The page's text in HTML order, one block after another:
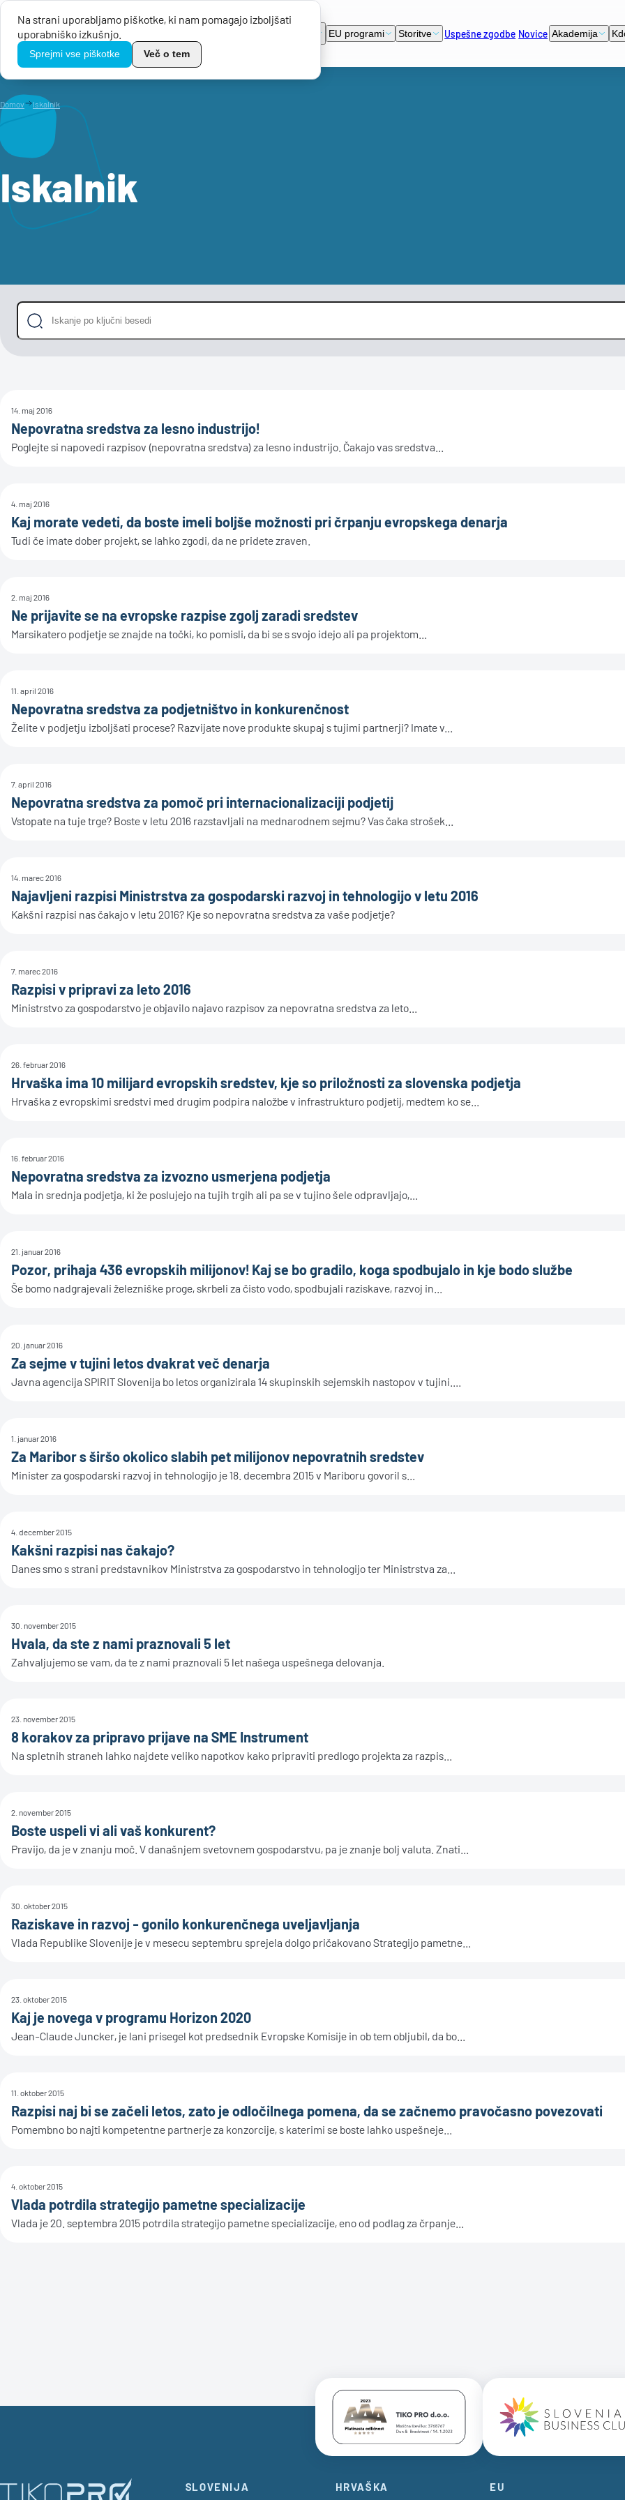
Na strani uporabljamo piškotke, ki nam pomagajo izboljšati
uporabniško izkušnjo.
Sprejmi vse piškotke Več o tem
TikoPro
EU programi Storitve Uspešne zgodbe Novice Akademija
Domov Iskalnik
Iskalnik
14. maj 2016
Nepovratna sredstva za lesno industrijo!
Poglejte si napovedi razpisov (nepovratna sredstva) za lesno industrijo. Čakajo vas sredstva...
4. maj 2016
Kaj morate vedeti, da boste imeli boljše možnosti pri črpanju evropskega denarja
Tudi če imate dober projekt, se lahko zgodi, da ne pridete zraven.
2. maj 2016
Ne prijavite se na evropske razpise zgolj zaradi sredstev
Marsikatero podjetje se znajde na točki, ko pomisli, da bi se s svojo idejo ali pa projektom...
11. april 2016
Nepovratna sredstva za podjetništvo in konkurenčnost
Želite v podjetju izboljšati procese? Razvijate nove produkte skupaj s tujimi partnerji? Imate v...
7. april 2016
Nepovratna sredstva za pomoč pri internacionalizaciji podjetij
Vstopate na tuje trge? Boste v letu 2016 razstavljali na mednarodnem sejmu? Vas čaka strošek...
14. marec 2016
Najavljeni razpisi Ministrstva za gospodarski razvoj in tehnologijo v letu 2016
Kakšni razpisi nas čakajo v letu 2016? Kje so nepovratna sredstva za vaše podjetje?
7. marec 2016
Razpisi v pripravi za leto 2016
Ministrstvo za gospodarstvo je objavilo najavo razpisov za nepovratna sredstva za leto...
26. februar 2016
Hrvaška ima 10 milijard evropskih sredstev, kje so priložnosti za slovenska podjetja
Hrvaška z evropskimi sredstvi med drugim podpira naložbe v infrastrukturo podjetij, medtem ko se...
16. februar 2016
Nepovratna sredstva za izvozno usmerjena podjetja
Mala in srednja podjetja, ki že poslujejo na tujih trgih ali pa se v tujino šele odpravljajo,...
21. januar 2016
Pozor, prihaja 436 evropskih milijonov! Kaj se bo gradilo, koga spodbujalo in kje bodo službe
Še bomo nadgrajevali železniške proge, skrbeli za čisto vodo, spodbujali raziskave, razvoj in...
20. januar 2016
Za sejme v tujini letos dvakrat več denarja
Javna agencija SPIRIT Slovenija bo letos organizirala 14 skupinskih sejemskih nastopov v tujini....
1. januar 2016
Za Maribor s širšo okolico slabih pet milijonov nepovratnih sredstev
Minister za gospodarski razvoj in tehnologijo je 18. decembra 2015 v Mariboru govoril s...
4. december 2015
Kakšni razpisi nas čakajo?
Danes smo s strani predstavnikov Ministrstva za gospodarstvo in tehnologijo ter Ministrstva za...
30. november 2015
Hvala, da ste z nami praznovali 5 let
Zahvaljujemo se vam, da te z nami praznovali 5 let našega uspešnega delovanja.
23. november 2015
8 korakov za pripravo prijave na SME Instrument
Na spletnih straneh lahko najdete veliko napotkov kako pripraviti predlogo projekta za razpis...
2. november 2015
Boste uspeli vi ali vaš konkurent?
Pravijo, da je v znanju moč. V današnjem svetovnem gospodarstvu, pa je znanje bolj valuta. Znati...
30. oktober 2015
Raziskave in razvoj - gonilo konkurenčnega uveljavljanja
Vlada Republike Slovenije je v mesecu septembru sprejela dolgo pričakovano Strategijo pametne...
23. oktober 2015
Kaj je novega v programu Horizon 2020
Jean-Claude Juncker, je lani prisegel kot predsednik Evropske Komisije in ob tem obljubil, da bo...
11. oktober 2015
Razpisi naj bi se začeli letos, zato je odločilnega pomena, da se začnemo pravočasno povezovati
Pomembno bo najti kompetentne partnerje za konzorcije, s katerimi se boste lahko uspešneje...
4. oktober 2015
Vlada potrdila strategijo pametne specializacije
Vlada je 20. septembra 2015 potrdila strategijo pametne specializacije, eno od podlag za črpanje...
Certificate AAA Logo Certificate
SLOVENIJA HRVAŠKA EU